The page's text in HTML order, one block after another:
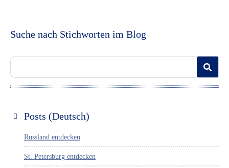
Suche nach Stichworten im Blog
Posts (Deutsch)
Russland entdecken
St. Petersburg entdecken